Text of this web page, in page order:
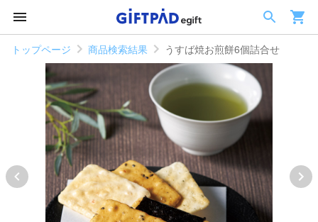
トップページ 商品検索結果 うすば焼お煎餅6個詰合せ